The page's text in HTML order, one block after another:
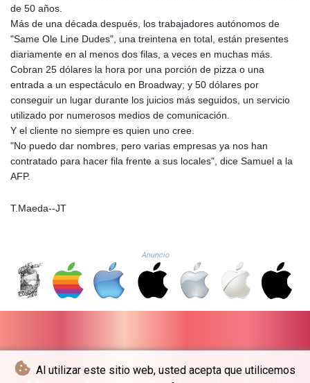
Al utilizar este sitio web, usted acepta que utilicemos
MXN 19.812061
MYR 4.728715
MZN 73.882892
NAD 18.726567
1577.963717
NPR 175.501819
PKR 320.014324
PLN 4.299905
PYG
RSD 117.338542
RUB 94.338828
de 50 años.
Más de una década después, los trabajadores autónomos de
"Same Ole Line Dudes", una treintena en total, están presentes
diariamente en al menos dos filas, a veces en muchas más.
Cobran 25 dólares la hora por una porción de pizza o una
entrada a un espectáculo en Broadway; y 50 dólares por
conseguir un lugar durante los juicios más seguidos, un servicio
utilizado por numerosos medios de comunicación.
Y el cliente no siempre es quien uno cree.
"No puedo dar nombres, pero varias empresas ya nos han
contratado para hacer fila frente a sus locales", dice Samuel a la
AFP.
T.Maeda--JT
Anuncio